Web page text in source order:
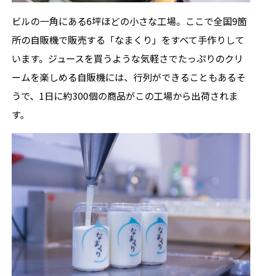
ビルの一角にある6坪ほどの小さな工場。ここで全国9箇
所の自販機で販売する「なまくり」をすべて手作りして
います。 ジュースを買うような気軽さでたっぷりのクリ
ームを楽しめる自販機には、行列ができることもあるそ
うで、1日に約300個の商品がこの工場から出荷されま
す。